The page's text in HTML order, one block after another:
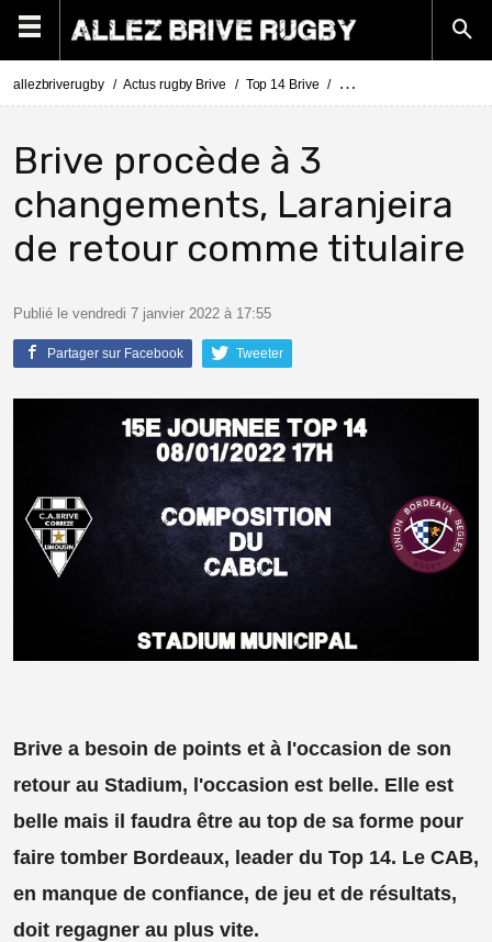
allezbriverugby Actus rugby Brive Top 14 Brive Top 14 Brive - Bordeaux
Brive procède à 3
changements, Laranjeira
de retour comme titulaire
Publié le vendredi 7 janvier 2022 à 17:55
Partager sur Facebook Tweeter
Brive a besoin de points et à l'occasion de son
retour au Stadium, l'occasion est belle. Elle est
belle mais il faudra être au top de sa forme pour
faire tomber Bordeaux, leader du Top 14. Le CAB,
en manque de confiance, de jeu et de résultats,
doit regagner au plus vite.